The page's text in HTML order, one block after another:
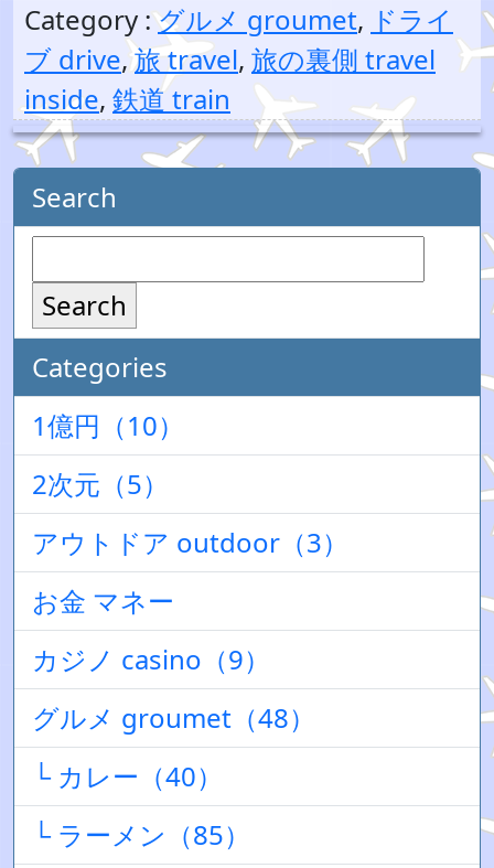
Category : グルメ groumet, ドライ
ブ drive, 旅 travel, 旅の裏側 travel
inside, 鉄道 train
Search
Search
Categories
1億円（10）
2次元（5）
アウトドア outdoor（3）
お金 マネー
カジノ casino（9）
グルメ groumet（48）
└ カレー（40）
└ ラーメン（85）